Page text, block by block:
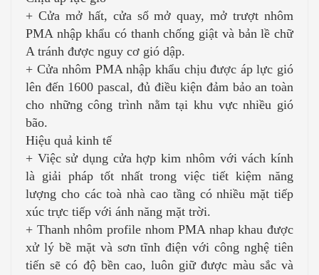
+ Cửa mở hất, cửa sổ mở quay, mở trượt nhôm
PMA nhập khẩu có thanh chống giật và bản lề chữ
A tránh được nguy cơ gió dập.
+ Cửa nhôm PMA nhập khẩu chịu được áp lực gió
lên đến 1600 pascal, đủ điều kiện đảm bảo an toàn
cho những công trình nằm tại khu vực nhiều gió
bão.
Hiệu quả kinh tế
+ Việc sử dụng cửa hợp kim nhôm với vách kính
là giải pháp tốt nhất trong việc tiết kiệm năng
lượng cho các toà nhà cao tầng có nhiều mặt tiếp
xúc trực tiếp với ánh năng mặt trời.
+ Thanh nhôm profile nhom PMA nhap khau được
xử lý bề mặt và sơn tĩnh điện với công nghệ tiên
tiến sẽ có độ bền cao, luôn giữ được màu sắc và